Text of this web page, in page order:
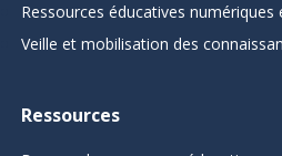
Ressources éducatives numériques
Veille et mobilisation des
Ressources